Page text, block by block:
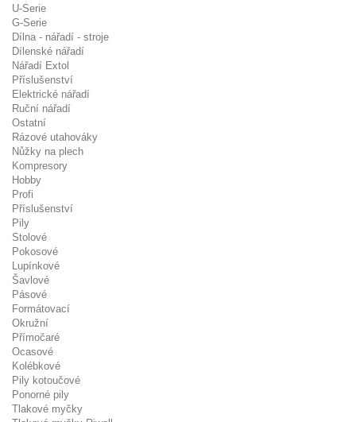
U-Serie
G-Serie
Dílna - nářadí - stroje
Dílenské nářadí
Nářadí Extol
Příslušenství
Elektrické nářadí
Ruční nářadí
Ostatní
Rázové utahováky
Nůžky na plech
Kompresory
Hobby
Profi
Příslušenství
Pily
Stolové
Pokosové
Lupínkové
Šavlové
Pásové
Formátovací
Okružní
Přímočaré
Ocasové
Kolébkové
Pily kotoučové
Ponorné pily
Tlakové myčky